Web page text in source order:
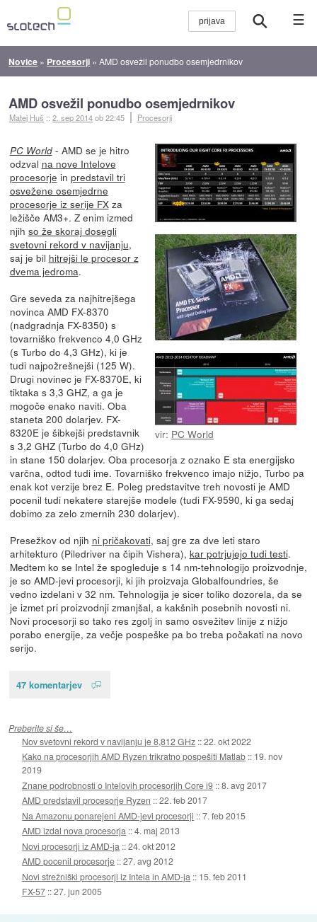
☰
Novice » Procesorji »AMD osvežil ponudbo osemjedrnikov
AMD osvežil ponudbo osemjedrnikov
Matej Huš ::2. sep 2014ob 22:45 Procesorji
vir: PC World
PC World- AMD se je hitro
odzval na nove Intelove
procesorje in predstavil tri
osvežene osemjedrne
procesorje iz serije FXza
ležišče AM3+. Z enim izmed
njih so že skoraj dosegli
svetovni rekord v navijanju,
saj je bil hitrejši le procesor z
dvema jedroma.
Gre seveda za najhitrejšega
novinca AMD FX-8370
(nadgradnja FX-8350) s
tovarniško frekvenco 4,0 GHz
(s Turbo do 4,3 GHz), ki je
tudi najpožrešnejši (125 W).
Drugi novinec je FX-8370E, ki
tiktaka s 3,3 GHZ, a ga je
mogoče enako naviti. Oba
staneta 200 dolarjev. FX-
8320E je šibkejši predstavnik
s 3,2 GHZ (Turbo do 4,0 GHz)
in stane 150 dolarjev. Oba procesorja z oznako E sta energijsko
varčna, odtod tudi ime. Tovarniško frekvenco imajo nižjo, Turbo pa
enak kot verzije brez E. Poleg predstavitve treh novosti je AMD
pocenil tudi nekatere starejše modele (tudi FX-9590, ki ga sedaj
dobimo za zelo zmernih 230 dolarjev).
Presežkov od njih ni pričakovati, saj gre za dve leti staro
arhitekturo (Piledriver na čipih Vishera), kar potrjujejo tudi testi.
Medtem ko se Intel že spogleduje s 14 nm-tehnologijo proizvodnje,
je so AMD-jevi procesorji, ki jih proizvaja Globalfoundries, še
vedno izdelani v 32 nm. Tehnologija je sicer toliko dozorela, da se
je izmet pri proizvodnji zmanjšal, a kakšnih posebnih novosti ni.
Novi procesorji so tako res zgolj in samo osvežitev linije z nižjo
porabo energije, za večje pospeške pa bo treba počakati na novo
serijo.
47 komentarjev
Preberite si še…
Nov svetovni rekord v navijanju je 8,812 GHz ::22. okt 2022
Kako na procesorjih AMD Ryzen trikratno pospešiti Matlab :: 19. nov
2019
Znane podrobnosti o Intelovih procesorjih Core i9 ::8. avg 2017
AMD predstavil procesorje Ryzen ::22. feb 2017
Na Amazonu ponarejeni AMD-jevi procesorji ::7. feb 2015
AMD izdal nova procesorja ::4. maj 2013
Novi procesorji iz AMD-ja ::24. okt 2012
AMD pocenil procesorje ::27. avg 2012
Novi strežniški procesorji iz Intela in AMD-ja :: 15. feb 2011
FX-57 ::27. jun 2005